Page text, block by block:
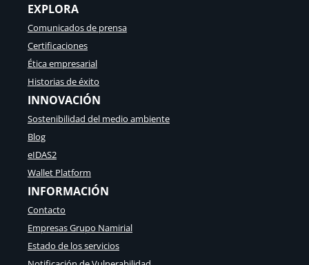
EXPLORA
Comunicados de prensa
Certificaciones
Ética empresarial
Historias de éxito
INNOVACIÓN
Sostenibilidad del medio ambiente
Blog
eIDAS2
Wallet Platform
INFORMACIÓN
Contacto
Empresas Grupo Namirial
Estado de los servicios